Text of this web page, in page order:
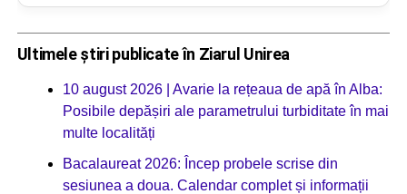
Ultimele știri publicate în Ziarul Unirea
10 august 2026 | Avarie la rețeaua de apă în Alba:
Posibile depășiri ale parametrului turbiditate în mai
multe localități
Bacalaureat 2026: Încep probele scrise din
sesiunea a doua. Calendar complet și informații